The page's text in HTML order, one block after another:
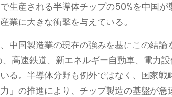
生産される半導体チップの50%を中国
業に大きな衝撃を与えている。
中国製造業の現在の強みを基にこの結
、高速鉄道、新エネルギー自動車、電力
る。半導体分野も例外ではなく、国家戦
力」の推進により、チップ製造の基盤が急